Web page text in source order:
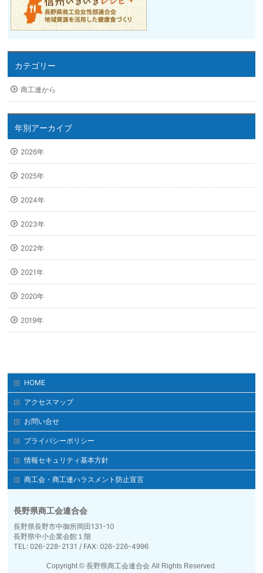
カテゴリー
商工連から
年別アーカイブ
2026年
2025年
2024年
2023年
2022年
2021年
2020年
2019年
HOME
アクセスマップ
お問い合せ
プライバシーポリシー
情報セキュリティ基本方針
商工会・商工連ハラスメント防止宣言
長野県商工会連合会
長野県長野市中御所岡田131-10
長野県中小企業会館１階
TEL: 026-228-2131 / FAX: 026-226-4996
Copyright © 長野県商工会連合会All Rights Reserved.